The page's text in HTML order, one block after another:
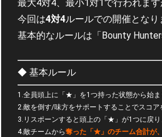
最大4対4、最小1対1で行われま
今回は4対4ルールでの開催となり
基本的なルールは「Bounty
◆ 基本ルール
1.全員頭上に「★」を1つ持った状態から始ま
2.敵を倒す/味方をサポートすることでスコ
3.リスポーンすると頭上の「★」が1つに戻
4.敵チームから奪った「★」のチーム合計が